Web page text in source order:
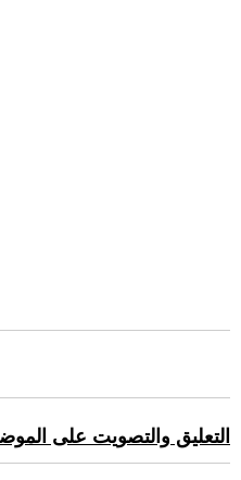
التعليق والتصويت على